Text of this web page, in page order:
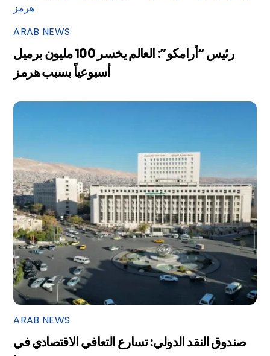
ARAB NEWS
رئيس “أرامكو”: العالم يخسر 100 مليون برميل
أسبوعياً بسبب هرمز
ARAB NEWS
صندوق النقد الدولي: تسارع التعافي الاقتصادي في